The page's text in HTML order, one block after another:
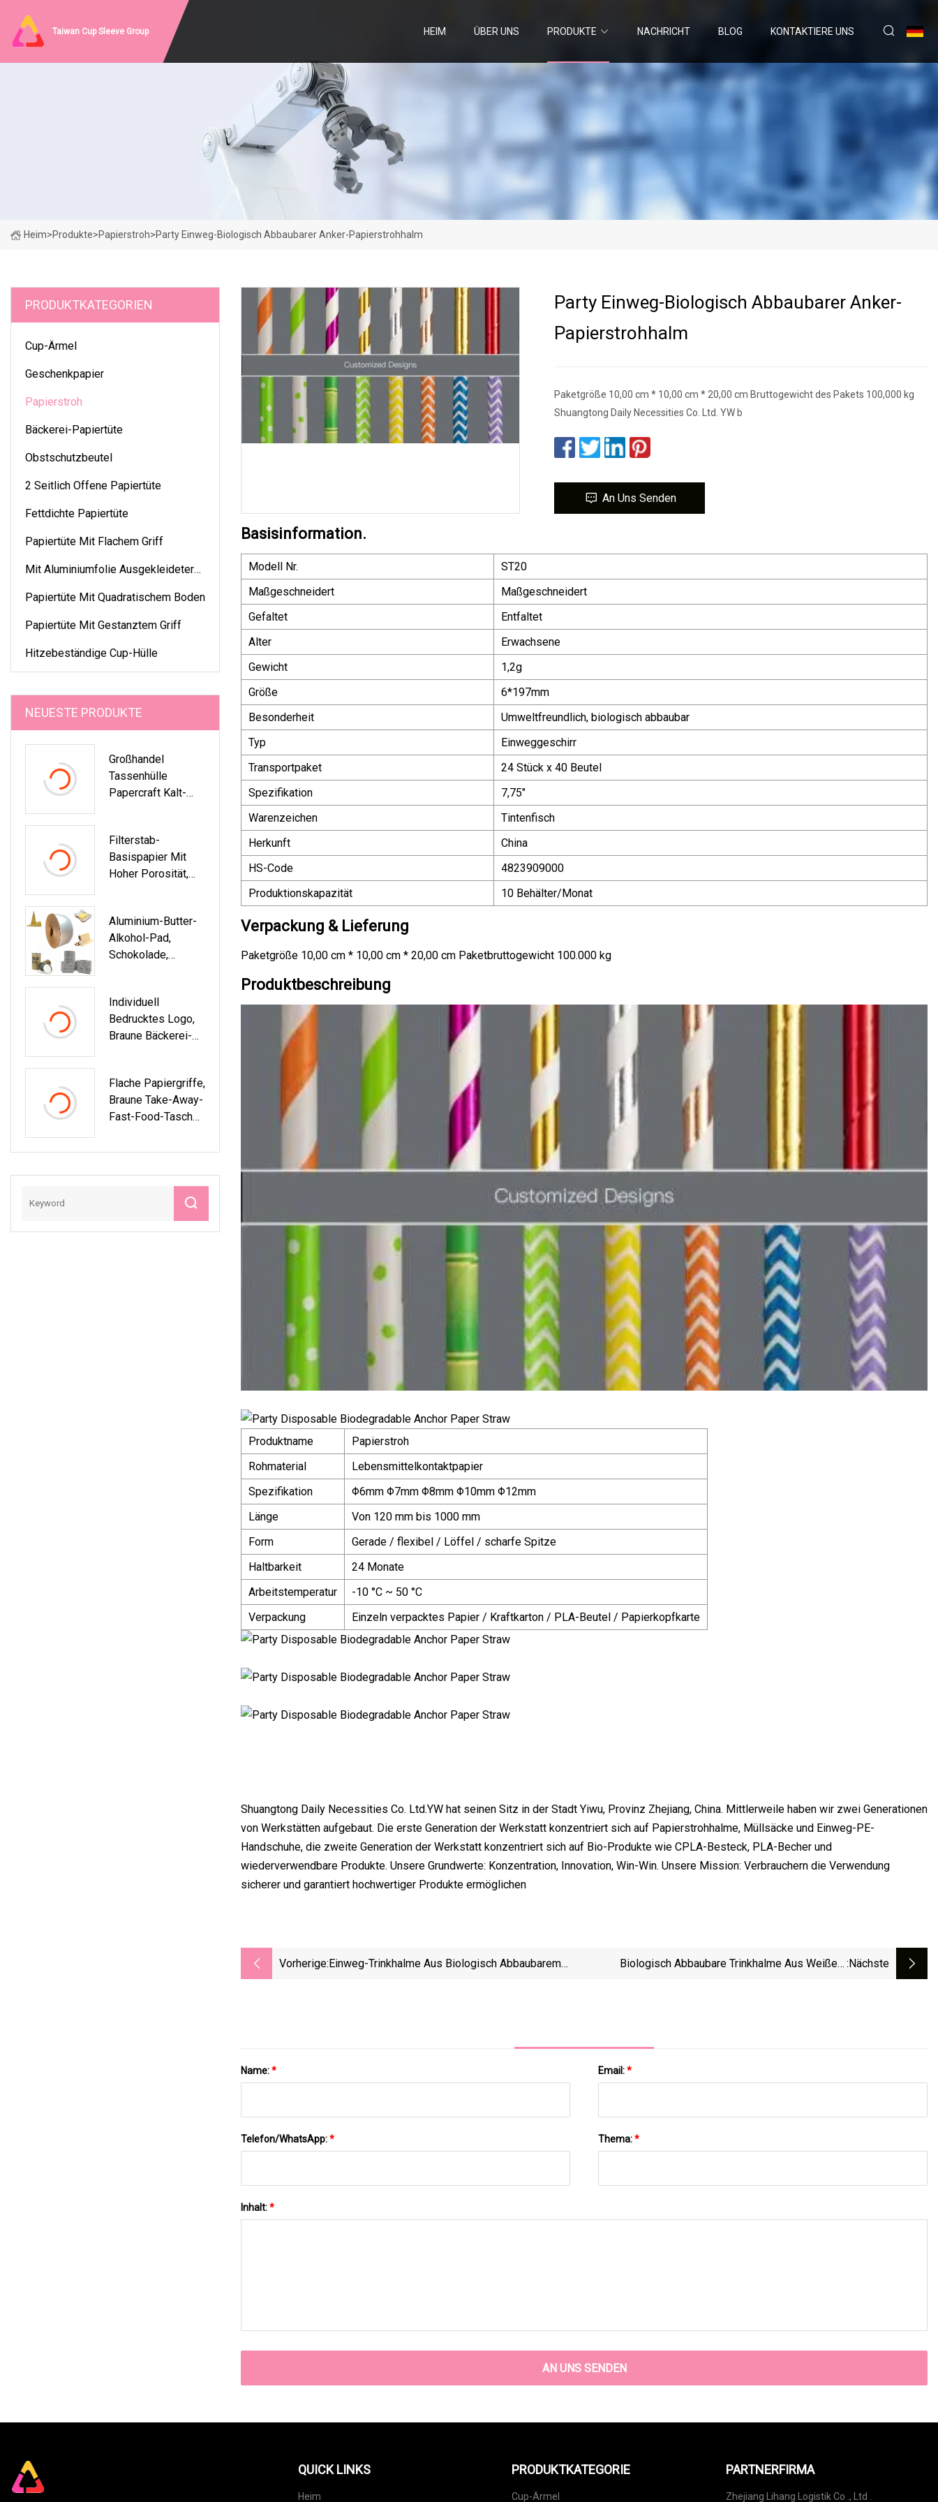
Taiwan Cup Sleeve Group HEIM ÜBER UNS PRODUKTE NACHRICHT BLOG KONTAKTIERE UNS
Heim>Produkte>Papierstroh>Party Einweg-Biologisch Abbaubarer Anker-Papierstrohhalm
PRODUKTKATEGORIEN
Cup-Ärmel
Geschenkpapier
Papierstroh
Bäckerei-Papiertüte
Obstschutzbeutel
2 Seitlich Offene Papiertüte
Fettdichte Papiertüte
Papiertüte Mit Flachem Griff
Mit Aluminiumfolie Ausgekleideter
Papiertüte Mit Quadratischem Boden
Papiertüte Mit Gestanztem Griff
Hitzebeständige Cup-Hülle
NEUESTE PRODUKTE
Großhandel
Tassenhülle
Papercraft Kalt-
Getränke Milch Tee
Kaffee Für
Geschäfte
Party Dekor Brauch
Filterstab-
Basispapier Mit
Hoher Porosität,
Zigarettenverpacku
Ngen
Aluminium-Butter-
Alkohol-Pad,
Schokolade,
Lebensmittelverpa
Ckung, Mit
Rollenrückseite,
Aluminiumfolie,
Laminiertes Papier
Individuell
Bedrucktes Logo,
Braune Bäckerei-
Lebensmittelqualit
Ät, Kraftpapier-
Brotverpackung,
Papiertüte Mit
Flache Papiergriffe,
Braune Take-Away-
Fast-Food-Tasche,
Restaurantverpacku
Party Einweg-Biologisch Abbaubarer Anker-
Papierstrohhalm
Paketgröße 10,00 cm * 10,00 cm * 20,00 cm Bruttogewicht des Pakets 100,000 kg
Shuangtong Daily Necessities Co. Ltd. YW b
An Uns Senden
Basisinformation.
Modell Nr.
ST20
Maßgeschneidert
Maßgeschneidert
Gefaltet
Entfaltet
Alter
Erwachsene
Gewicht
1,2g
Größe
6*197mm
Besonderheit
Umweltfreundlich, biologisch abbaubar
Typ
Einweggeschirr
Transportpaket
24 Stück x 40 Beutel
Spezifikation
7,75"
Warenzeichen
Tintenfisch
Herkunft
China
HS-Code
4823909000
Produktionskapazität
10 Behälter/Monat
Verpackung & Lieferung
Paketgröße 10,00 cm * 10,00 cm * 20,00 cm Paketbruttogewicht 100.000 kg
Produktbeschreibung
Produktname
Papierstroh
Rohmaterial
Lebensmittelkontaktpapier
Spezifikation
Φ6mm Φ7mm Φ8mm Φ10mm Φ12mm
Länge
Von 120 mm bis 1000 mm
Form
Gerade / flexibel / Löffel / scharfe Spitze
Haltbarkeit
24 Monate
Arbeitstemperatur
-10 °C ~ 50 °C
Verpackung
Einzeln verpacktes Papier / Kraftkarton / PLA-Beutel / Papierkopfkarte
Shuangtong Daily Necessities Co. Ltd.YW hat seinen Sitz in der Stadt Yiwu, Provinz Zhejiang, China. Mittlerweile haben wir zwei Generationen
von Werkstätten aufgebaut. Die erste Generation der Werkstatt konzentriert sich auf Papierstrohhalme, Müllsäcke und Einweg-PE-
Handschuhe, die zweite Generation der Werkstatt konzentriert sich auf Bio-Produkte wie CPLA-Besteck, PLA-Becher und
wiederverwendbare Produkte. Unsere Grundwerte: Konzentration, Innovation, Win-Win. Unsere Mission: Verbrauchern die Verwendung
sicherer und garantiert hochwertiger Produkte ermöglichen
Vorherige:Einweg-Trinkhalme Aus Biologisch Abbaubarem
Biologisch Abbaubare Trinkhalme Aus Weißem :nächste
Name:* Email:*
Telefon/WhatsApp:* Thema:*
Inhalt:*
AN UNS SENDEN
QUICK LINKS
Heim
PRODUKTKATEGORIE
Cup-Ärmel
PARTNERFIRMA
Zhejiang Lihang Logistik Co ., Ltd .